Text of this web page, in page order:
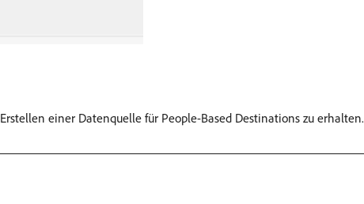
einer Datenquelle für People-Based Destinations zu erhalten.